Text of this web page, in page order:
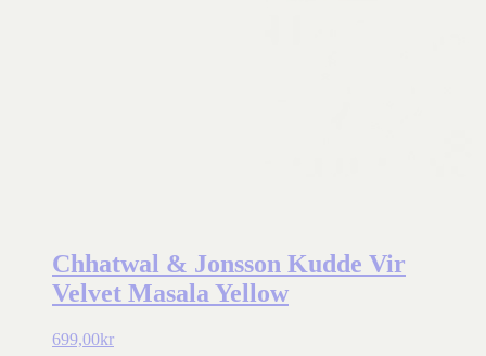
Chhatwal & Jonsson Kudde Vir
Velvet Masala Yellow
699,00kr